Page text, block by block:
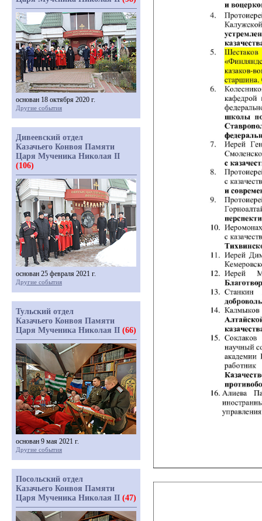
основан 18 октября 2020 г.
Другие события
Дивеевский отдел
Казачьего Конвоя Памяти
Царя Мученика Николая II
(106)
основан 25 февраля 2021 г.
Другие события
Тульский отдел
Казачьего Конвоя Памяти
Царя Мученика Николая II (66)
основан 9 мая 2021 г.
Другие события
Посольский отдел
Казачьего Конвоя Памяти
Царя Мученика Николая II (47)